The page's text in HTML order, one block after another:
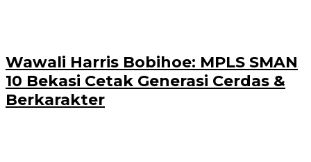
Wawali Harris Bobihoe: MPLS SMAN
10 Bekasi Cetak Generasi Cerdas &
Berkarakter